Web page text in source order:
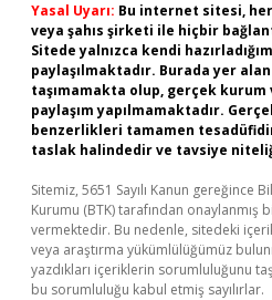
Yasal Uyarı: Bu internet sitesi,
veya şahıs şirketi ile hiçbir
Sitede yalnızca kendi
paylaşılmaktadır. Burada yer
taşımamakta olup, gerçek kurum
paylaşım yapılmamaktadır.
benzerlikleri tamamen
taslak halindedir ve tavsiye
Sitemiz, 5651 Sayılı Kanun gereğince
Kurumu (BTK) tarafından onaylanmış
vermektedir. Bu nedenle, sitedeki
veya araştırma yükümlülüğümüz
yazdıkları içeriklerin sorumluluğunu
bu sorumluluğu kabul etmiş sayılırlar.